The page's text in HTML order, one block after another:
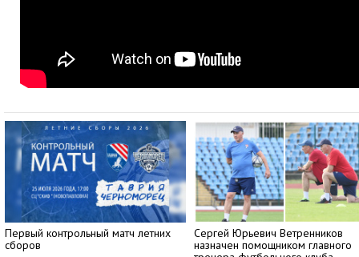
Первый контрольный матч летних
сборов
Сергей Юрьевич Ветренников
назначен помощником главного